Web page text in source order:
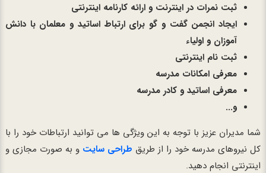
ثبت نمرات در اینترنت و ارائه کارنامه اینترنتی
ایجاد انجمن گفت و گو برای ارتباط اساتید و معلمان با دانش
آموزان و اولیاء
ثبت نام اینترنتی
معرفی امکانات مدرسه
معرفی اساتید و کادر مدرسه
و...
شما مدیران عزیز با توجه به این ویژگی ها می توانید ارتباطات خود را با
کل نیروهای مدرسه خود را از طریق طراحی سایت و به صورت مجازی و
اینترنتی انجام دهید.